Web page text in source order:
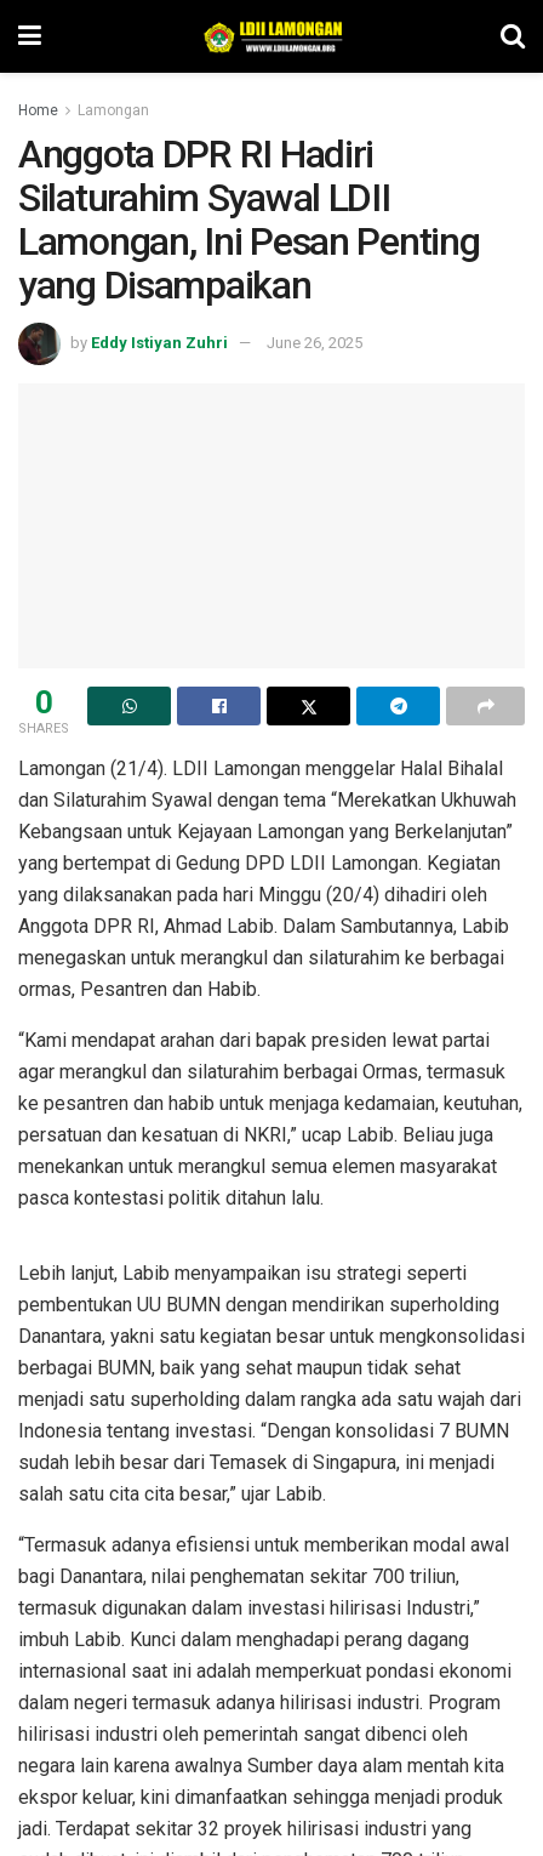
Home Lamongan
Anggota DPR RI Hadiri
Silaturahim Syawal LDII
Lamongan, Ini Pesan Penting
yang Disampaikan
by Eddy Istiyan Zuhri June 26, 2025
0
SHARES
Lamongan (21/4). LDII Lamongan menggelar Halal Bihalal
dan Silaturahim Syawal dengan tema “Merekatkan Ukhuwah
Kebangsaan untuk Kejayaan Lamongan yang Berkelanjutan”
yang bertempat di Gedung DPD LDII Lamongan. Kegiatan
yang dilaksanakan pada hari Minggu (20/4) dihadiri oleh
Anggota DPR RI, Ahmad Labib. Dalam Sambutannya, Labib
menegaskan untuk merangkul dan silaturahim ke berbagai
ormas, Pesantren dan Habib.
“Kami mendapat arahan dari bapak presiden lewat partai
agar merangkul dan silaturahim berbagai Ormas, termasuk
ke pesantren dan habib untuk menjaga kedamaian, keutuhan,
persatuan dan kesatuan di NKRI,” ucap Labib. Beliau juga
menekankan untuk merangkul semua elemen masyarakat
pasca kontestasi politik ditahun lalu.
Lebih lanjut, Labib menyampaikan isu strategi seperti
pembentukan UU BUMN dengan mendirikan superholding
Danantara, yakni satu kegiatan besar untuk mengkonsolidasi
berbagai BUMN, baik yang sehat maupun tidak sehat
menjadi satu superholding dalam rangka ada satu wajah dari
Indonesia tentang investasi. “Dengan konsolidasi 7 BUMN
sudah lebih besar dari Temasek di Singapura, ini menjadi
salah satu cita cita besar,” ujar Labib.
“Termasuk adanya efisiensi untuk memberikan modal awal
bagi Danantara, nilai penghematan sekitar 700 triliun,
termasuk digunakan dalam investasi hilirisasi Industri,”
imbuh Labib. Kunci dalam menghadapi perang dagang
internasional saat ini adalah memperkuat pondasi ekonomi
dalam negeri termasuk adanya hilirisasi industri. Program
hilirisasi industri oleh pemerintah sangat dibenci oleh
negara lain karena awalnya Sumber daya alam mentah kita
ekspor keluar, kini dimanfaatkan sehingga menjadi produk
jadi. Terdapat sekitar 32 proyek hilirisasi industri yang